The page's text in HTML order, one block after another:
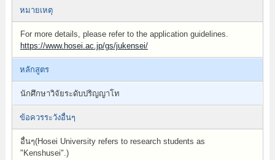
หมายเหตุ
For more details, please refer to the application guidelines.
https://www.hosei.ac.jp/gs/jukensei/
หลักสูตร
นักศึกษาวิจัยระดับปริญญาโท
ข้อควรระวังอื่นๆ
อื่นๆ(Hosei University refers to research students as
"Kenshusei".)